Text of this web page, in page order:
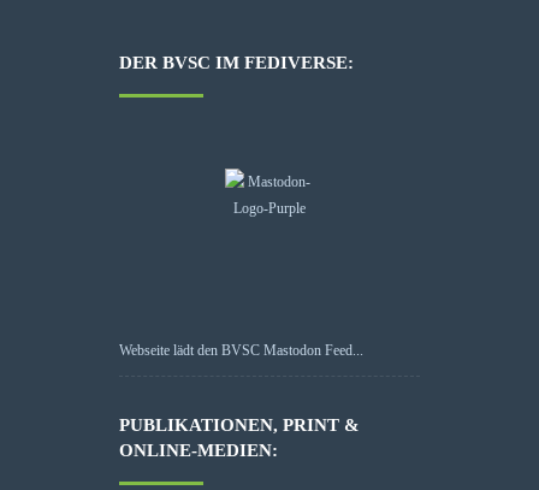
DER BVSC IM FEDIVERSE:
Webseite lädt den BVSC Mastodon Feed...
PUBLIKATIONEN, PRINT &
ONLINE-MEDIEN: